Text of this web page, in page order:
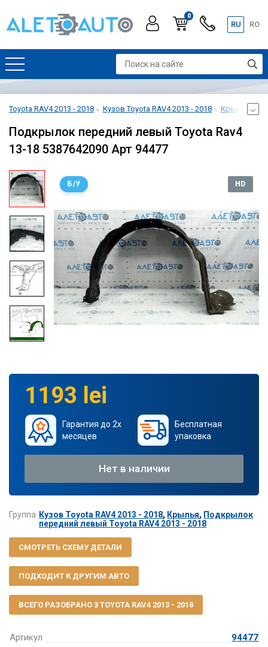
0
RU RO
Toyota RAV4 2013 - 2018 Кузов Toyota RAV4 2013 - 2018 Крылья
Подкрылок передний левый Toyota Rav4
13-18 5387642090 Арт 94477
Б/У HD
Артикул
94477
1193 lei
Гарантия до 2х
месяцев
Бесплатная
упаковка
Нет в наличии
Группа Кузов Toyota RAV4 2013 - 2018, Крылья, Подкрылок
передний левый Toyota RAV4 2013 - 2018
СМОТРЕТЬ СХЕМУ ДЕТАЛИ
ПОДХОДИТ К ДРУГИМ АВТО
ВСЕГО РАЗОБРАНО 3 TOYOTA RAV4 2013 - 2018